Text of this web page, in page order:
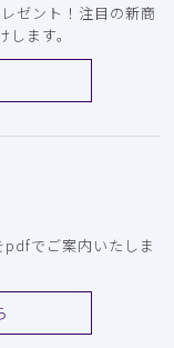
ゼント！注目の新商
ます。
でご案内いたしま